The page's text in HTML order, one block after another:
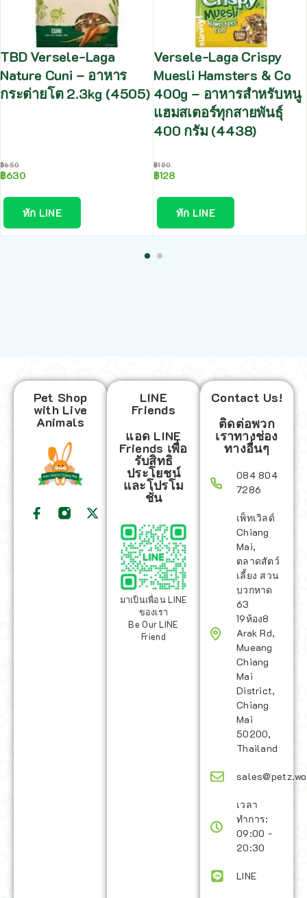
TBD Versele-Laga
Nature Cuni – อาหาร
กระต่ายโต 2.3kg (4505)
฿650
฿630
ทัก LINE
Versele-Laga Crispy
Muesli Hamsters & Co
400g – อาหารสำหรับหนู
แฮมสเตอร์ทุกสายพันธุ์
400 กรัม (4438)
฿150
฿128
ทัก LINE
Pet Shop
with Live
Animals
LINE
Friends
แอด LINE
Friends เพื่อ
รับสิทธิ
ประโยชน์
และโปรโม
ชั่น
มาเป็นเพื่อน LINE
ของเรา
Be Our LINE
Friend
Contact Us!
ติดต่อพวก
เราทางช่อง
ทางอื่นๆ
084 804
7286
เพ็ทเวิลด์
Chiang
Mai,
ตลาดสัตว์
เลี้ยง สวน
บวกหาด
63
19ห้อง8
Arak Rd,
Mueang
Chiang
Mai
District,
Chiang
Mai
50200,
Thailand
เวลา
ทำการ:
09:00 -
20:30
LINE